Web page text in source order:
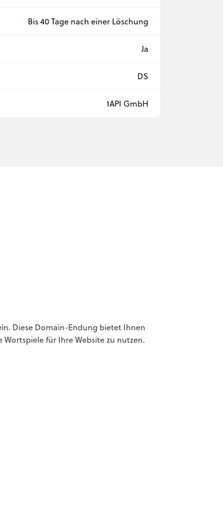
Bis 40 Tage nach einer Löschung
Ja
DS
1API GmbH
Diese Domain-Endung bietet Ihnen
für Ihre Website zu nutzen.